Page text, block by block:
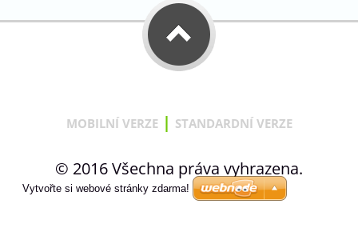
MOBILNÍ VERZE | STANDARDNÍ VERZE
© 2016 Všechna práva vyhrazena.
Vytvořte si webové stránky zdarma!